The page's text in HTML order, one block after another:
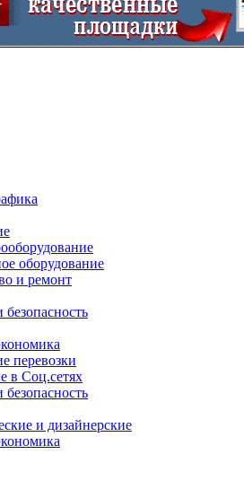
оборудование
и ремонт
перевозки
в Соц.сетях
и дизайнерские